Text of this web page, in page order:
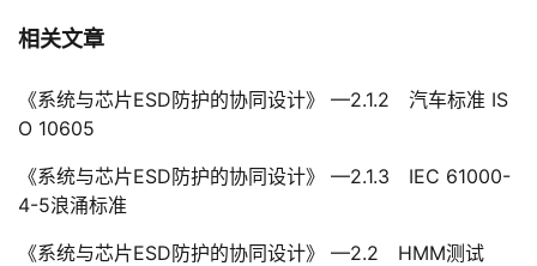
相关文章
《系统与芯片ESD防护的协同设计》 —2.1.2 汽车标准 IS
O 10605
《系统与芯片ESD防护的协同设计》 —2.1.3 IEC 61000-
4-5浪涌标准
《系统与芯片ESD防护的协同设计》 —2.2 HMM测试